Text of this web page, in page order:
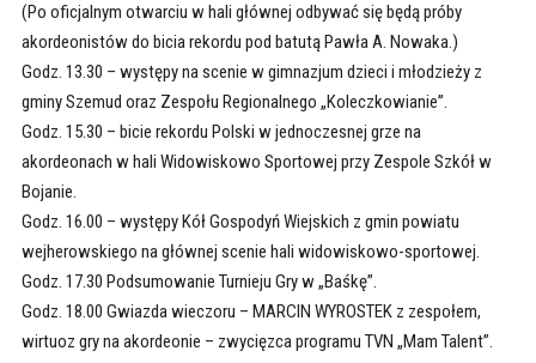
(Po oficjalnym otwarciu w hali głównej odbywać się będą próby
akordeonistów do bicia rekordu pod batutą Pawła A. Nowaka.)
Godz. 13.30 – występy na scenie w gimnazjum dzieci i młodzieży z
gminy Szemud oraz Zespołu Regionalnego „Koleczkowianie”.
Godz. 15.30 – bicie rekordu Polski w jednoczesnej grze na
akordeonach w hali Widowiskowo Sportowej przy Zespole Szkół w
Bojanie.
Godz. 16.00 – występy Kół Gospodyń Wiejskich z gmin powiatu
wejherowskiego na głównej scenie hali widowiskowo-sportowej.
Godz. 17.30 Podsumowanie Turnieju Gry w „Baśkę”.
Godz. 18.00 Gwiazda wieczoru – MARCIN WYROSTEK z zespołem,
wirtuoz gry na akordeonie – zwycięzca programu TVN „Mam Talent”.